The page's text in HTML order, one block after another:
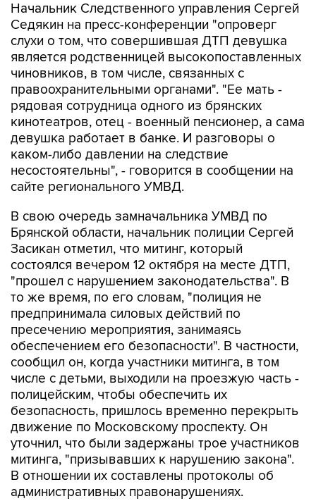
Начальник Следственного управления Сергей
Седякин на пресс-конференции "опроверг
слухи о том, что совершившая ДТП девушка
является родственницей высокопоставленных
чиновников, в том числе, связанных с
правоохранительными органами". "Ее мать -
рядовая сотрудница одного из брянских
кинотеатров, отец - военный пенсионер, а сама
девушка работает в банке. И разговоры о
каком-либо давлении на следствие
несостоятельны", - говорится в сообщении на
сайте регионального УМВД.
В свою очередь замначальника УМВД по
Брянской области, начальник полиции Сергей
Засикан отметил, что митинг, который
состоялся вечером 12 октября на месте ДТП,
"прошел с нарушением законодательства". В
то же время, по его словам, "полиция не
предпринимала силовых действий по
пресечению мероприятия, занимаясь
обеспечением его безопасности". В частности,
сообщил он, когда участники митинга, в том
числе с детьми, выходили на проезжую часть -
полицейским, чтобы обеспечить их
безопасность, пришлось временно перекрыть
движение по Московскому проспекту. Он
уточнил, что были задержаны трое участников
митинга, "призывавших к нарушению закона".
В отношении их составлены протоколы об
административных правонарушениях.